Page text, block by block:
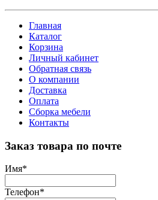
Главная
Каталог
Корзина
Личный кабинет
Обратная связь
О компании
Доставка
Оплата
Сборка мебели
Контакты
Заказ товара по почте
Имя*
Телефон*